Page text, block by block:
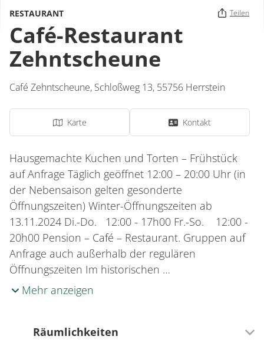
RESTAURANT Teilen
Café-Restaurant
Zehntscheune
Café Zehntscheune, Schloßweg 13, 55756 Herrstein
Karte Kontakt
Hausgemachte Kuchen und Torten – Frühstück
auf Anfrage Täglich geöffnet 12:00 – 20:00 Uhr (in
der Nebensaison gelten gesonderte
Öffnungszeiten) Winter-Öffnungszeiten ab
13.11.2024 Di.-Do. 12:00 - 17h00 Fr.-So. 12:00 -
20h00 Pension – Café – Restaurant. Gruppen auf
Anfrage auch außerhalb der regulären
Öffnungszeiten Im historischen …
Mehr anzeigen
Räumlichkeiten